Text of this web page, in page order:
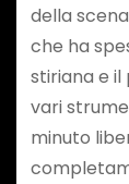
della
che ha
stiriana e il
vari
minuto